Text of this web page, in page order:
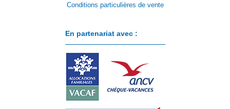
Conditions particulières de vente
En partenariat avec :